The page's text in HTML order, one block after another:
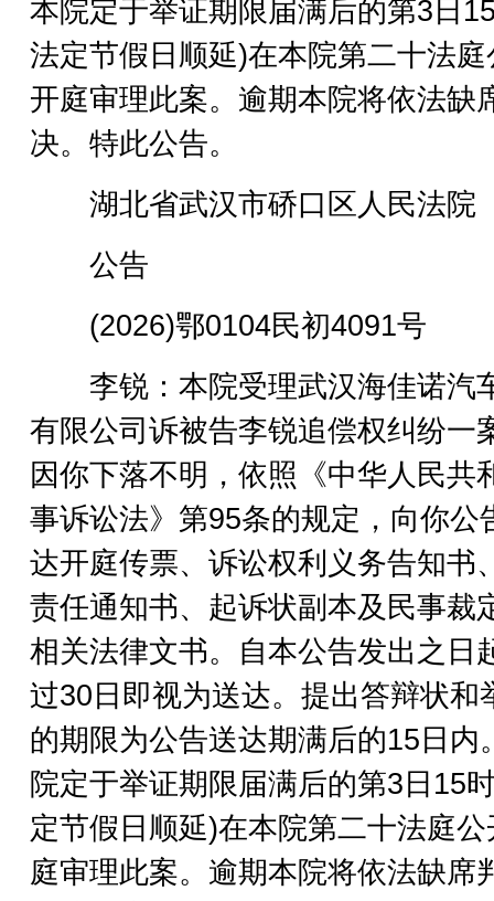
本院定于举证期限届满后的第3日
法定节假日顺延)在本院第二十法庭
开庭审理此案。逾期本院将依法缺
决。特此公告。
湖北省武汉市硚口区人民法院
公告
(2026)鄂0104民初4091号
李锐：本院受理武汉海佳诺汽
有限公司诉被告李锐追偿权纠纷一
因你下落不明，依照《中华人民共
事诉讼法》第95条的规定，向你公
达开庭传票、诉讼权利义务告知书
责任通知书、起诉状副本及民事裁
相关法律文书。自本公告发出之日
过30日即视为送达。提出答辩状和
的期限为公告送达期满后的15日内
院定于举证期限届满后的第3日15
定节假日顺延)在本院第二十法庭公
庭审理此案。逾期本院将依法缺席